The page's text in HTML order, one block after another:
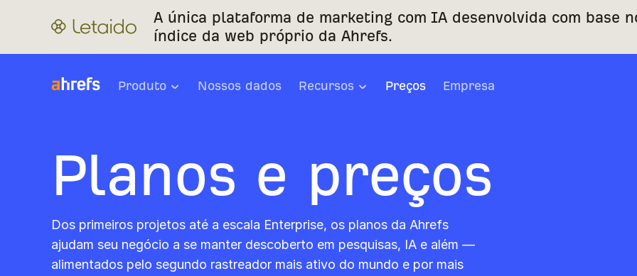
A única plataforma de marketing com IA desenvolvida com base
índice da web próprio da Ahrefs.
Produto Nossos dados Recursos Preços Empresa
Planos e preços
Dos primeiros projetos até a escala Enterprise, os planos da Ahrefs
ajudam seu negócio a se manter descoberto em pesquisas, IA e além —
alimentados pelo segundo rastreador mais ativo do mundo e por mais